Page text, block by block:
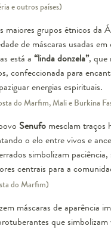
e outros países)
maiores grupos étnicos da
de máscaras usadas
está a “linda donzela”, que
confeccionada para
energias espirituais.
do Marfim, Mali e Burkina
Senufo mesclam traços
o elo entre vivos e
simbolizam paciência,
centrais para a
do Marfim)
máscaras de aparência
que